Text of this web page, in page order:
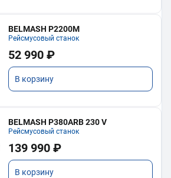
BELMASH P2200M
Рейсмусовый станок
52 990 ₽
В корзину
BELMASH P380ARB 230 V
Рейсмусовый станок
139 990 ₽
В корзину